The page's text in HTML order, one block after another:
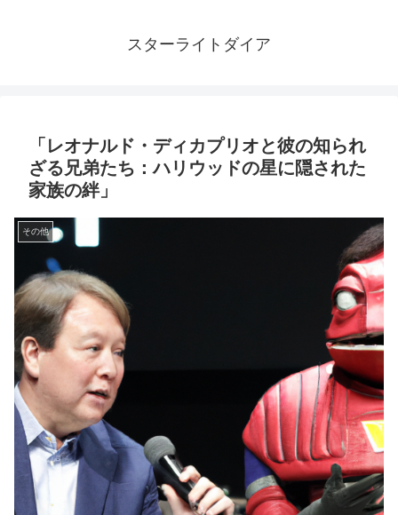
スターライトダイア
「レオナルド・ディカプリオと彼の知られ
ざる兄弟たち：ハリウッドの星に隠された
家族の絆」
その他